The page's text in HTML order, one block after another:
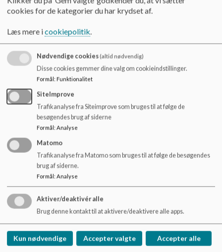
garderobe.
børnene har tøj i deres garderobe, der passer til årstiden.
Der skal være ryddet op på børnenes garderober hver dag,
og op til hver ferie skal garderoben være helt tømt.
Mad i sfo
Morgenfritter.
Vi tilbyder morgenmad i tidsrummet fra kl. 6.15 - 7.3o og vi
tilbyder: Havregrød, rugfras, havregryn, cornflakes, yoghurt,
mælk og m.m.
Eftermiddagsmad.
Vi tilbyder eftermiddagsmad til alle børnene i tidsrummet fra
kl. 14.30-15.00
Eftermiddagsmaden kan b.la. bestå af koldskål, suppe,
yoghurt, pizza og meget andet. Der tilbydes også forskellige
frugt. Hver tirsdag bager vi frisk brød til alle børnene.
cookies for de kategorier du har krydset af.
Læs mere icookiepolitik.
Nødvendige cookies(altid nødvendig)
Disse cookies gemmer dine valg om cookieindstillinger.
Formål: Funktionalitet
SiteImprove
Trafikanalyse fra Siteimprove som bruges til at følge de
besøgendes brug af siderne
Formål: Analyse
Matomo
Trafikanalyse fra Matomo som bruges til at følge de besøgendes
brug af siderne.
Formål: Analyse
Aktiver/deaktivér alle
Brug denne kontakt til at aktivere/deaktivere alle apps.
Kun nødvendige Accepter valgte Accepter alle